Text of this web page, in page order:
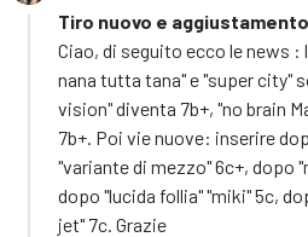
Tiro nuovo e
Ciao, di seguito ecco le news :
nana tutta tana" e "super city"
vision" diventa 7b+, "no brain
7b+. Poi vie nuove: inserire
"variante di mezzo" 6c+, dopo
dopo "lucida follia" "miki" 5c,
jet" 7c. Grazie